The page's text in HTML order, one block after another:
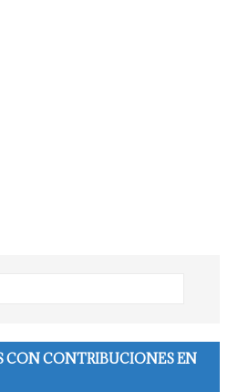
CON CONTRIBUCIONES EN